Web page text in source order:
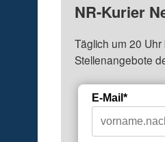
NR-Kurier
Täglich um 20
Stellenangebote
E-Mail*